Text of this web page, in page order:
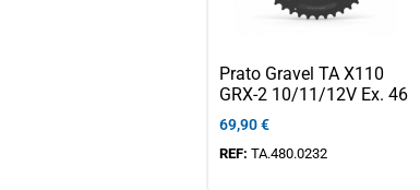
Prato Gravel TA X110
GRX-2 10/11/12V Ex. 46
69,90€
REF: TA.480.0232